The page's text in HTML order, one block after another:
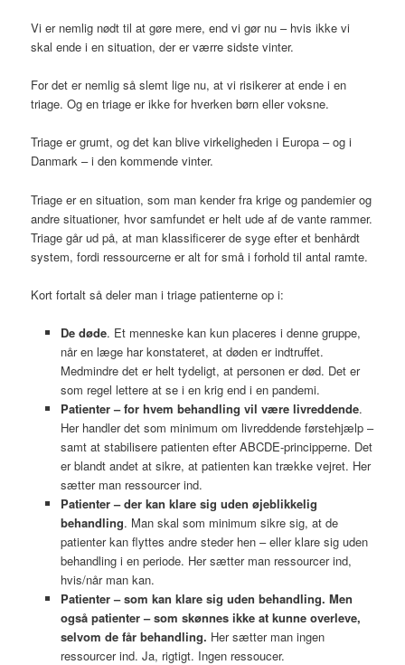
Vi er nemlig nødt til at gøre mere, end vi gør nu – hvis ikke vi
skal ende i en situation, der er værre sidste vinter.
For det er nemlig så slemt lige nu, at vi risikerer at ende i en
triage. Og en triage er ikke for hverken børn eller voksne.
Triage er grumt, og det kan blive virkeligheden i Europa – og i
Danmark – i den kommende vinter.
Triage er en situation, som man kender fra krige og pandemier og
andre situationer, hvor samfundet er helt ude af de vante rammer.
Triage går ud på, at man klassificerer de syge efter et benhårdt
system, fordi ressourcerne er alt for små i forhold til antal ramte.
Kort fortalt så deler man i triage patienterne op i:
De døde. Et menneske kan kun placeres i denne gruppe,
når en læge har konstateret, at døden er indtruffet.
Medmindre det er helt tydeligt, at personen er død. Det er
som regel lettere at se i en krig end i en pandemi.
Patienter – for hvem behandling vil være livreddende.
Her handler det som minimum om livreddende førstehjælp –
samt at stabilisere patienten efter ABCDE-principperne. Det
er blandt andet at sikre, at patienten kan trække vejret. Her
sætter man ressourcer ind.
Patienter – der kan klare sig uden øjeblikkelig
behandling. Man skal som minimum sikre sig, at de
patienter kan flyttes andre steder hen – eller klare sig uden
behandling i en periode. Her sætter man ressourcer ind,
hvis/når man kan.
Patienter – som kan klare sig uden behandling. Men
også patienter – som skønnes ikke at kunne overleve,
selvom de får behandling. Her sætter man ingen
ressourcer ind. Ja, rigtigt. Ingen ressoucer.